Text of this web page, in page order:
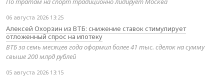
06 августа 2026 13:25
Алексей Охорзин из ВТБ: снижение ставок стимулирует
отложенный спрос на ипотеку
ВТБ за семь месяцев года оформил более 41 тыс. сделок на сумму
свыше 200 млрд рублей
05 августа 2026 13:15